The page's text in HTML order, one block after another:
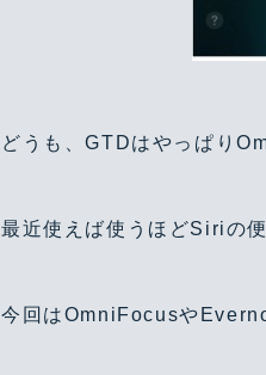
どうも、GTDはやっぱり
最近使えば使うほどSiriの
今回はOmniFocusや